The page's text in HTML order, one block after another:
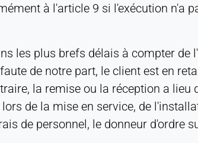
à l'article 9 si l'exécution n'a
les plus brefs délais à compter de
de notre part, le client est en
la remise ou la réception a lieu
de la mise en service, de
de personnel, le donneur d'ordre